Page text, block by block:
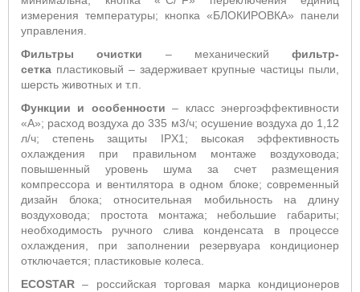
измерения температуры; кнопка «БЛОКИРОВКА» панели
управления.
Фильтры очистки – механический фильтр-
сетка пластиковый – задерживает крупные частицы пыли,
шерсть животных и т.п.
Функции и особенности – класс энергоэффективности
«А»; расход воздуха до 335 м3/ч; осушение воздуха до 1,12
л/ч; степень защиты IPX1; высокая эффективность
охлаждения при правильном монтаже воздуховода;
повышенный уровень шума за счет размещения
компрессора и вентилятора в одном блоке; современный
дизайн блока; относительная мобильность на длину
воздуховода; простота монтажа; небольшие габариты;
необходимость ручного слива конденсата в процессе
охлаждения, при заполнении резервуара кондиционер
отключается; пластиковые колеса.
ECOSTAR – российская торговая марка кондиционеров